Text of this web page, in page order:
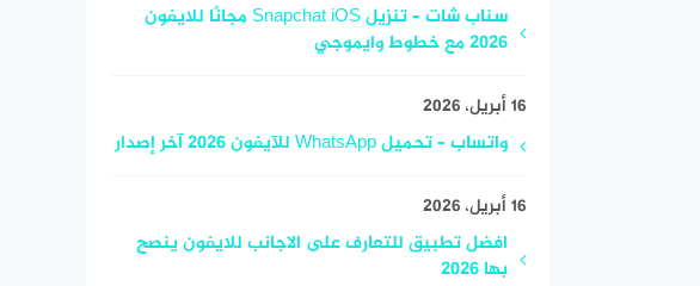
سناب شات – تنزيل Snapchat iOS مجانًا للايفون
2026 مع خطوط وايموجي
16 أبريل، 2026
واتساب – تحميل WhatsApp للآيفون 2026 آخر إصدار
16 أبريل، 2026
افضل تطبيق للتعارف على الاجانب للايفون ينصح
بها 2026